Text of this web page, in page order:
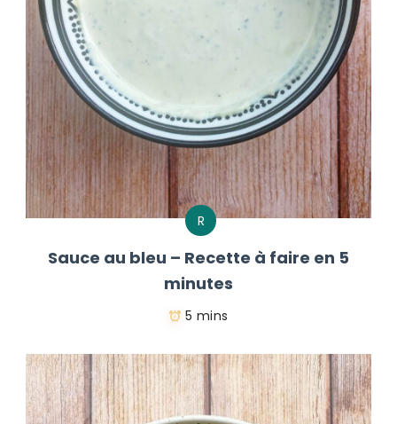
R
Sauce au bleu – Recette à faire en 5
minutes
5 mins